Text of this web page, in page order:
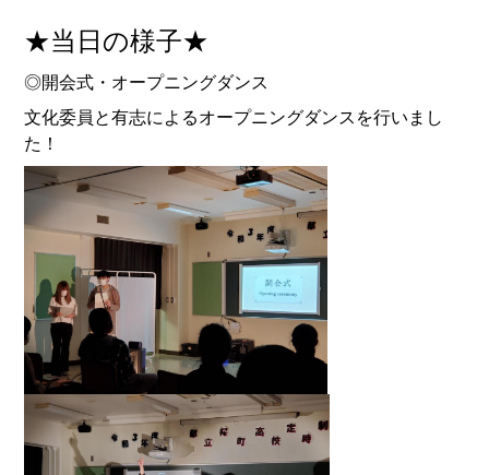
★当日の様子★
◎開会式・オープニングダンス
文化委員と有志によるオープニングダンスを行いまし
た！